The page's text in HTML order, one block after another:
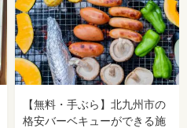
【無料・手ぶら】北九州市の
格安バーベキューができる施